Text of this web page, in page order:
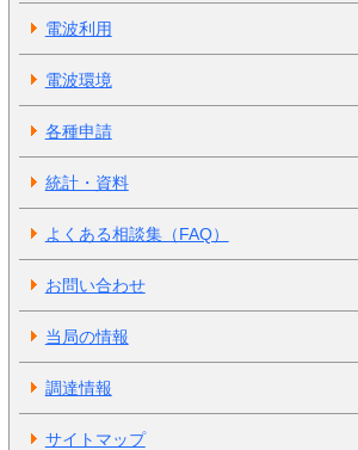
電波利用
電波環境
各種申請
統計・資料
よくある相談集（FAQ）
お問い合わせ
当局の情報
調達情報
サイトマップ